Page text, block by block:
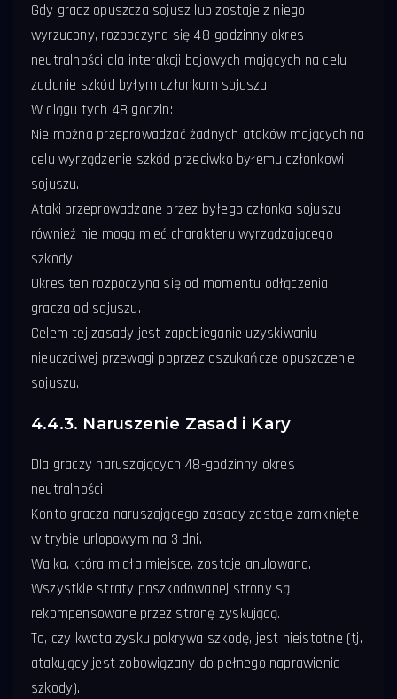
Gdy gracz opuszcza sojusz lub zostaje z niego
wyrzucony, rozpoczyna się 48-godzinny okres
neutralności dla interakcji bojowych mających na celu
zadanie szkód byłym członkom sojuszu.
W ciągu tych 48 godzin:
Nie można przeprowadzać żadnych ataków mających na
celu wyrządzenie szkód przeciwko byłemu członkowi
sojuszu.
Ataki przeprowadzane przez byłego członka sojuszu
również nie mogą mieć charakteru wyrządzającego
szkody.
Okres ten rozpoczyna się od momentu odłączenia
gracza od sojuszu.
Celem tej zasady jest zapobieganie uzyskiwaniu
nieuczciwej przewagi poprzez oszukańcze opuszczenie
sojuszu.
4.4.3. Naruszenie Zasad i Kary
Dla graczy naruszających 48-godzinny okres
neutralności:
Konto gracza naruszającego zasady zostaje zamknięte
w trybie urlopowym na 3 dni.
Walka, która miała miejsce, zostaje anulowana.
Wszystkie straty poszkodowanej strony są
rekompensowane przez stronę zyskującą.
To, czy kwota zysku pokrywa szkodę, jest nieistotne (tj.
atakujący jest zobowiązany do pełnego naprawienia
szkody).